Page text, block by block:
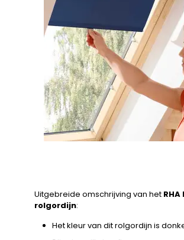
Uitgebreide omschrijving van het RHA
rolgordijn:
Het kleur van dit rolgordijn is